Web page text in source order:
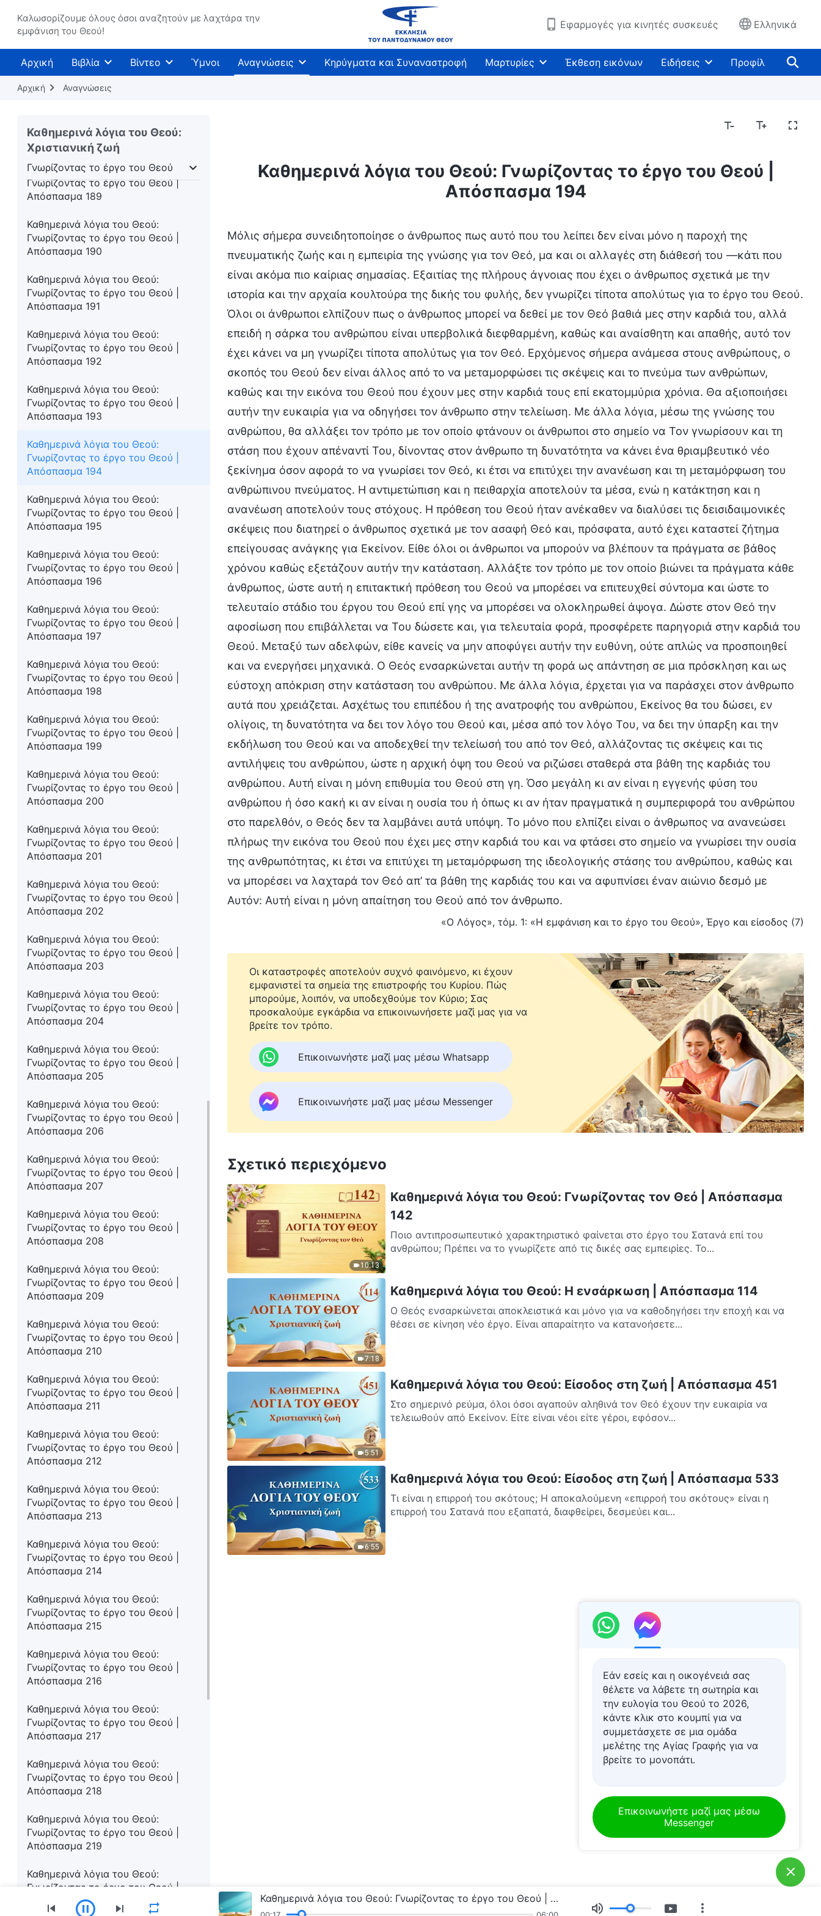
Καλωσορίζουμε όλους όσοι αναζητούν με λαχτάρα την
εμφάνιση του Θεού!
Εφαρμογές για κινητές συσκευές Ελληνικά
Αρχική Βιβλία Βίντεο Ύμνοι Αναγνώσεις Κηρύγματα και Συναναστροφή Μαρτυρίες Έκθεση εικόνων Ειδήσεις Προφίλ
Αρχική Αναγνώσεις
Καθημερινά λόγια του Θεού:
Χριστιανική ζωή
Γνωρίζοντας το έργο του Θεού
Γνωρίζοντας το έργο του Θεού Η διάθεση του Θεού και αυτό που Αυτός έχει και είναι Μυστήρια σχετικά με τη Βίβλο Εκθέτοντας
Γνωρίζοντας το έργο του Θεού |
Απόσπασμα 186
Καθημερινά λόγια του Θεού:
Γνωρίζοντας το έργο του Θεού |
Απόσπασμα 187
Γνωρίζοντας το έργο του Θεού |
Απόσπασμα 188
Καθημερινά λόγια του Θεού:
Γνωρίζοντας το έργο του Θεού |
Απόσπασμα 189
Καθημερινά λόγια του Θεού:
Γνωρίζοντας το έργο του Θεού |
Απόσπασμα 190
Καθημερινά λόγια του Θεού:
Γνωρίζοντας το έργο του Θεού |
Απόσπασμα 191
Καθημερινά λόγια του Θεού:
Γνωρίζοντας το έργο του Θεού |
Απόσπασμα 192
Καθημερινά λόγια του Θεού:
Γνωρίζοντας το έργο του Θεού |
Απόσπασμα 193
Καθημερινά λόγια του Θεού:
Γνωρίζοντας το έργο του Θεού |
Απόσπασμα 194
Καθημερινά λόγια του Θεού:
Γνωρίζοντας το έργο του Θεού |
Απόσπασμα 195
Καθημερινά λόγια του Θεού:
Γνωρίζοντας το έργο του Θεού |
Απόσπασμα 196
Καθημερινά λόγια του Θεού:
Γνωρίζοντας το έργο του Θεού |
Απόσπασμα 197
Καθημερινά λόγια του Θεού:
Γνωρίζοντας το έργο του Θεού |
Απόσπασμα 198
Καθημερινά λόγια του Θεού:
Γνωρίζοντας το έργο του Θεού |
Απόσπασμα 199
Καθημερινά λόγια του Θεού:
Γνωρίζοντας το έργο του Θεού |
Απόσπασμα 200
Καθημερινά λόγια του Θεού:
Γνωρίζοντας το έργο του Θεού |
Απόσπασμα 201
Καθημερινά λόγια του Θεού:
Γνωρίζοντας το έργο του Θεού |
Απόσπασμα 202
Καθημερινά λόγια του Θεού:
Γνωρίζοντας το έργο του Θεού |
Απόσπασμα 203
Καθημερινά λόγια του Θεού:
Γνωρίζοντας το έργο του Θεού |
Απόσπασμα 204
Καθημερινά λόγια του Θεού:
Γνωρίζοντας το έργο του Θεού |
Απόσπασμα 205
Καθημερινά λόγια του Θεού:
Γνωρίζοντας το έργο του Θεού |
Απόσπασμα 206
Καθημερινά λόγια του Θεού:
Γνωρίζοντας το έργο του Θεού |
Απόσπασμα 207
Καθημερινά λόγια του Θεού:
Γνωρίζοντας το έργο του Θεού |
Απόσπασμα 208
Καθημερινά λόγια του Θεού:
Γνωρίζοντας το έργο του Θεού |
Απόσπασμα 209
Καθημερινά λόγια του Θεού:
Γνωρίζοντας το έργο του Θεού |
Απόσπασμα 210
Καθημερινά λόγια του Θεού:
Γνωρίζοντας το έργο του Θεού |
Απόσπασμα 211
Καθημερινά λόγια του Θεού:
Γνωρίζοντας το έργο του Θεού |
Απόσπασμα 212
Καθημερινά λόγια του Θεού:
Γνωρίζοντας το έργο του Θεού |
Απόσπασμα 213
Καθημερινά λόγια του Θεού:
Γνωρίζοντας το έργο του Θεού |
Απόσπασμα 214
Καθημερινά λόγια του Θεού:
Γνωρίζοντας το έργο του Θεού |
Απόσπασμα 215
Καθημερινά λόγια του Θεού:
Γνωρίζοντας το έργο του Θεού |
Απόσπασμα 216
Καθημερινά λόγια του Θεού:
Γνωρίζοντας το έργο του Θεού |
Απόσπασμα 217
Καθημερινά λόγια του Θεού:
Γνωρίζοντας το έργο του Θεού |
Απόσπασμα 218
Καθημερινά λόγια του Θεού:
Γνωρίζοντας το έργο του Θεού |
Απόσπασμα 219
Καθημερινά λόγια του Θεού:
Γνωρίζοντας το έργο του Θεού |
Απόσπασμα 220
Καθημερινά λόγια του Θεού: Γνωρίζοντας το έργο του Θεού |
Απόσπασμα 194
Μόλις σήμερα συνειδητοποίησε ο άνθρωπος πως αυτό που του λείπει δεν είναι μόνο η παροχή της
πνευματικής ζωής και η εμπειρία της γνώσης για τον Θεό, μα και οι αλλαγές στη διάθεσή του —κάτι που
είναι ακόμα πιο καίριας σημασίας. Εξαιτίας της πλήρους άγνοιας που έχει ο άνθρωπος σχετικά με την
ιστορία και την αρχαία κουλτούρα της δικής του φυλής, δεν γνωρίζει τίποτα απολύτως για το έργο του Θεού.
Όλοι οι άνθρωποι ελπίζουν πως ο άνθρωπος μπορεί να δεθεί με τον Θεό βαθιά μες στην καρδιά του, αλλά
επειδή η σάρκα του ανθρώπου είναι υπερβολικά διεφθαρμένη, καθώς και αναίσθητη και απαθής, αυτό τον
έχει κάνει να μη γνωρίζει τίποτα απολύτως για τον Θεό. Ερχόμενος σήμερα ανάμεσα στους ανθρώπους, ο
σκοπός του Θεού δεν είναι άλλος από το να μεταμορφώσει τις σκέψεις και το πνεύμα των ανθρώπων,
καθώς και την εικόνα του Θεού που έχουν μες στην καρδιά τους επί εκατομμύρια χρόνια. Θα αξιοποιήσει
αυτήν την ευκαιρία για να οδηγήσει τον άνθρωπο στην τελείωση. Με άλλα λόγια, μέσω της γνώσης του
ανθρώπου, θα αλλάξει τον τρόπο με τον οποίο φτάνουν οι άνθρωποι στο σημείο να Τον γνωρίσουν και τη
στάση που έχουν απέναντί Του, δίνοντας στον άνθρωπο τη δυνατότητα να κάνει ένα θριαμβευτικό νέο
ξεκίνημα όσον αφορά το να γνωρίσει τον Θεό, κι έτσι να επιτύχει την ανανέωση και τη μεταμόρφωση του
ανθρώπινου πνεύματος. Η αντιμετώπιση και η πειθαρχία αποτελούν τα μέσα, ενώ η κατάκτηση και η
ανανέωση αποτελούν τους στόχους. Η πρόθεση του Θεού ήταν ανέκαθεν να διαλύσει τις δεισιδαιμονικές
σκέψεις που διατηρεί ο άνθρωπος σχετικά με τον ασαφή Θεό και, πρόσφατα, αυτό έχει καταστεί ζήτημα
επείγουσας ανάγκης για Εκείνον. Είθε όλοι οι άνθρωποι να μπορούν να βλέπουν τα πράγματα σε βάθος
χρόνου καθώς εξετάζουν αυτήν την κατάσταση. Αλλάξτε τον τρόπο με τον οποίο βιώνει τα πράγματα κάθε
άνθρωπος, ώστε αυτή η επιτακτική πρόθεση του Θεού να μπορέσει να επιτευχθεί σύντομα και ώστε το
τελευταίο στάδιο του έργου του Θεού επί γης να μπορέσει να ολοκληρωθεί άψογα. Δώστε στον Θεό την
αφοσίωση που επιβάλλεται να Του δώσετε και, για τελευταία φορά, προσφέρετε παρηγοριά στην καρδιά του
Θεού. Μεταξύ των αδελφών, είθε κανείς να μην αποφύγει αυτήν την ευθύνη, ούτε απλώς να προσποιηθεί
και να ενεργήσει μηχανικά. Ο Θεός ενσαρκώνεται αυτήν τη φορά ως απάντηση σε μια πρόσκληση και ως
εύστοχη απόκριση στην κατάσταση του ανθρώπου. Με άλλα λόγια, έρχεται για να παράσχει στον άνθρωπο
αυτά που χρειάζεται. Ασχέτως του επιπέδου ή της ανατροφής του ανθρώπου, Εκείνος θα του δώσει, εν
ολίγοις, τη δυνατότητα να δει τον λόγο του Θεού και, μέσα από τον λόγο Του, να δει την ύπαρξη και την
εκδήλωση του Θεού και να αποδεχθεί την τελείωσή του από τον Θεό, αλλάζοντας τις σκέψεις και τις
αντιλήψεις του ανθρώπου, ώστε η αρχική όψη του Θεού να ριζώσει σταθερά στα βάθη της καρδιάς του
ανθρώπου. Αυτή είναι η μόνη επιθυμία του Θεού στη γη. Όσο μεγάλη κι αν είναι η εγγενής φύση του
ανθρώπου ή όσο κακή κι αν είναι η ουσία του ή όπως κι αν ήταν πραγματικά η συμπεριφορά του ανθρώπου
στο παρελθόν, ο Θεός δεν τα λαμβάνει αυτά υπόψη. Το μόνο που ελπίζει είναι ο άνθρωπος να ανανεώσει
πλήρως την εικόνα του Θεού που έχει μες στην καρδιά του και να φτάσει στο σημείο να γνωρίσει την ουσία
της ανθρωπότητας, κι έτσι να επιτύχει τη μεταμόρφωση της ιδεολογικής στάσης του ανθρώπου, καθώς και
να μπορέσει να λαχταρά τον Θεό απ’ τα βάθη της καρδιάς του και να αφυπνίσει έναν αιώνιο δεσμό με
Αυτόν: Αυτή είναι η μόνη απαίτηση του Θεού από τον άνθρωπο.
«Ο Λόγος», τόμ. 1: «Η εμφάνιση και το έργο του Θεού», Έργο και είσοδος (7)
Οι καταστροφές αποτελούν συχνό φαινόμενο, κι έχουν
εμφανιστεί τα σημεία της επιστροφής του Κυρίου. Πώς
μπορούμε, λοιπόν, να υποδεχθούμε τον Κύριο; Σας
προσκαλούμε εγκάρδια να επικοινωνήσετε μαζί μας για να
βρείτε τον τρόπο.
Επικοινωνήστε μαζί μας μέσω Whatsapp
Επικοινωνήστε μαζί μας μέσω Messenger
Σχετικό περιεχόμενο
10:13
Καθημερινά λόγια του Θεού: Γνωρίζοντας τον Θεό | Απόσπασμα
142
Ποιο αντιπροσωπευτικό χαρακτηριστικό φαίνεται στο έργο του Σατανά επί του
ανθρώπου; Πρέπει να το γνωρίζετε από τις δικές σας εμπειρίες. Το...
7:18
Καθημερινά λόγια του Θεού: Η ενσάρκωση | Απόσπασμα 114
Ο Θεός ενσαρκώνεται αποκλειστικά και μόνο για να καθοδηγήσει την εποχή και να
θέσει σε κίνηση νέο έργο. Είναι απαραίτητο να κατανοήσετε...
5:51
Καθημερινά λόγια του Θεού: Είσοδος στη ζωή | Απόσπασμα 451
Στο σημερινό ρεύμα, όλοι όσοι αγαπούν αληθινά τον Θεό έχουν την ευκαιρία να
τελειωθούν από Εκείνον. Είτε είναι νέοι είτε γέροι, εφόσον...
6:55
Καθημερινά λόγια του Θεού: Είσοδος στη ζωή | Απόσπασμα 533
Τι είναι η επιρροή του σκότους; Η αποκαλούμενη «επιρροή του σκότους» είναι η
επιρροή του Σατανά που εξαπατά, διαφθείρει, δεσμεύει και...
Εάν εσείς και η οικογένειά σας
θέλετε να λάβετε τη σωτηρία και
την ευλογία του Θεού το 2026,
κάντε κλικ στο κουμπί για να
συμμετάσχετε σε μια ομάδα
μελέτης της Αγίας Γραφής για να
βρείτε το μονοπάτι.
Επικοινωνήστε μαζί μας μέσω
Messenger
Καθημερινά λόγια του Θεού: Γνωρίζοντας το έργο του Θεού | Απόσπασμα 194